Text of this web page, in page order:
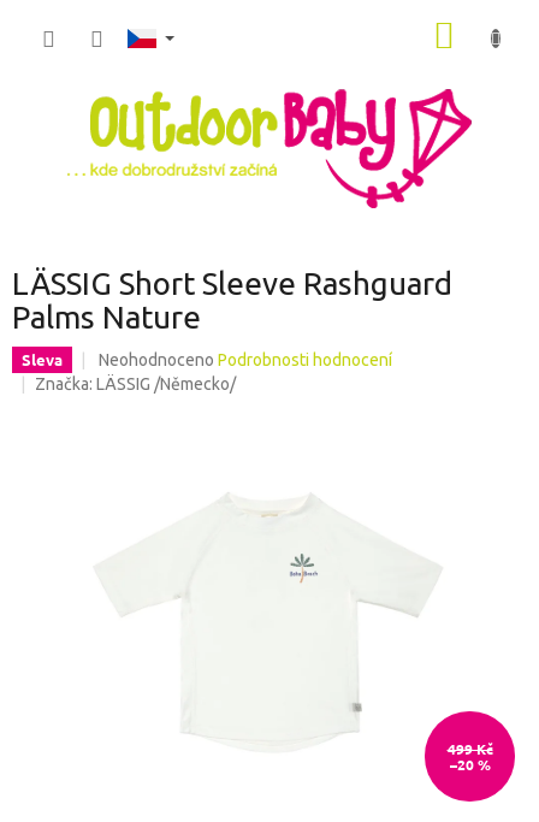
LÄSSIG Short Sleeve Rashguard
Palms Nature
Sleva
Průměrné
hodnocení
Neohodnoceno Podrobnosti hodnocení
Značka: LÄSSIG /Německo/
499 Kč
–20 %